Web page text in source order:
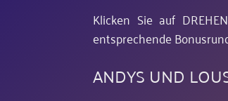
Klicken Sie auf
entsprechende
ANDYS UND